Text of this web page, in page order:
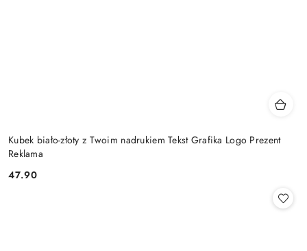
Kubek biało-złoty z Twoim nadrukiem Tekst Grafika Logo Prezent
Reklama
Cena:
47.90